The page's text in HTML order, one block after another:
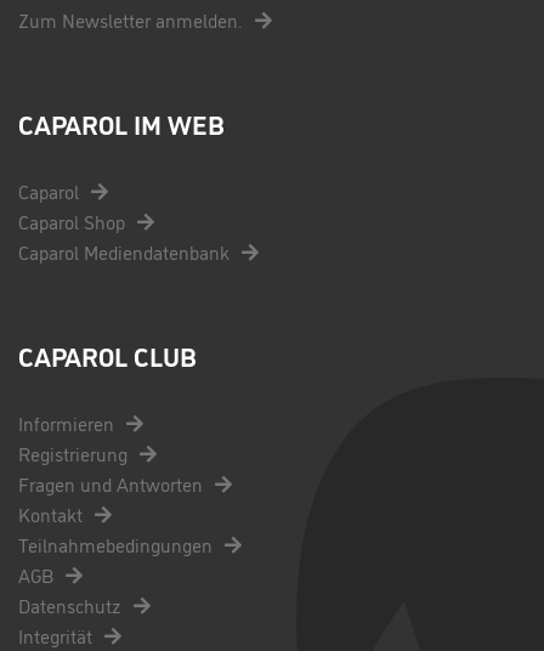
Zum Newsletter anmelden.
CAPAROL IM WEB
Caparol
Caparol Shop
Caparol Mediendatenbank
CAPAROL CLUB
Informieren
Registrierung
Fragen und Antworten
Kontakt
Teilnahmebedingungen
AGB
Datenschutz
Integrität